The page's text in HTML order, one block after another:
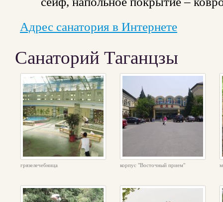
Адрес санатория в Интернете
Санаторий Таганцзы
грязелечебница корпус "Восточный прием"